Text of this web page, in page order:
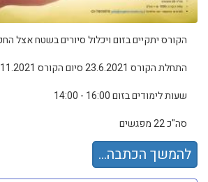
הקורס יתקיים בזום ויכלול סיורים בשטח אצל
התחלת הקורס 23.6.2021 סיום הקורס 24.11.2021
שעות לימודים בזום 16:00 - 14:00
סה"כ 22 מפגשים
להמשך הכתבה...